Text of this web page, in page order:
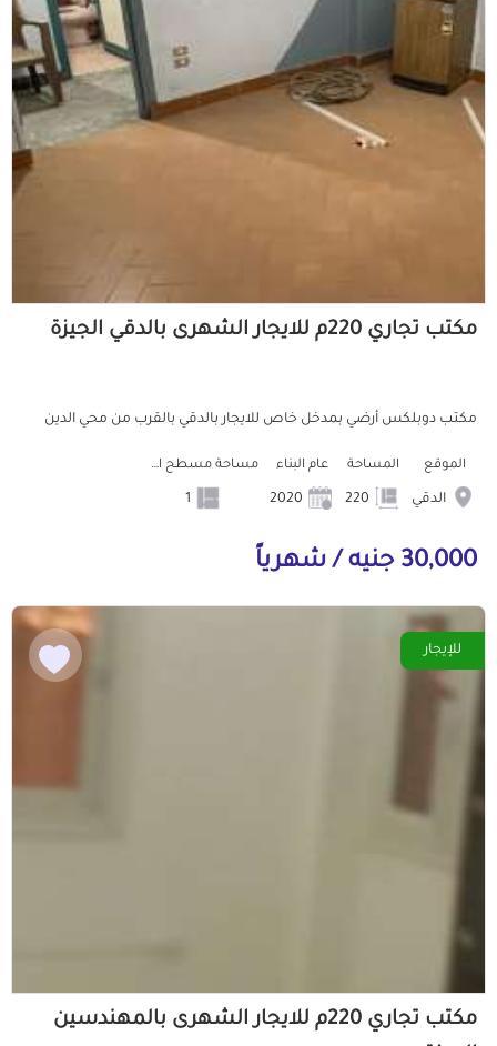
مكتب تجاري 220م للايجار الشهرى بالدقي الجيزة
مكتب دوبلكس أرضي بمدخل خاص للايجار بالدقي بالقرب من محي الدين
الموقع
الدقي
المساحة عام البناء مساحة مسطح البناء
30,000 جنيه / شهرياً
للإيجار
مكتب تجاري 220م للايجار الشهرى بالمهندسين